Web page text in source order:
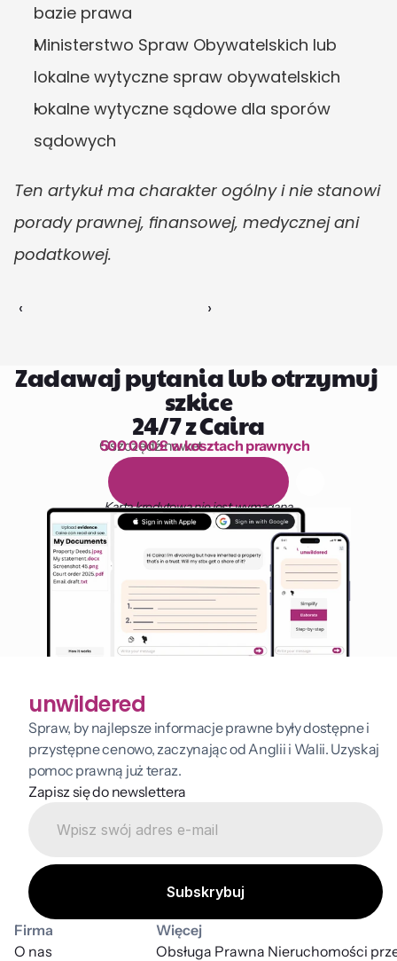
bazie prawa
Ministerstwo Spraw Obywatelskich lub
lokalne wytyczne spraw obywatelskich
lokalne wytyczne sądowe dla sporów
sądowych
Ten artykuł ma charakter ogólny i nie stanowi
porady prawnej, finansowej, medycznej ani
podatkowej.
‹ ›
Zadawaj pytania lub otrzymuj
szkice
24/7 z Caira
1 000 godzin czytania
Oszczędź nawet
500 000 £ w kosztach prawnych
o ny
Karta kredytowa nie jest wymagana
unwildered
Spraw, by najlepsze informacje prawne były dostępne i
przystępne cenowo, zaczynając od Anglii i Walii. Uzyskaj
pomoc prawną już teraz.
Zapisz się do newslettera
Firma
O nas
Więcej
Obsługa Prawna Nieruchomości